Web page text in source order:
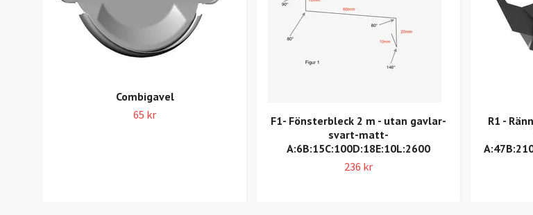
Combigavel
65 kr
F1- Fönsterbleck 2 m - utan gavlar-
svart-matt-
A:6B:15C:100D:18E:10L:2600
236 kr
R1 -